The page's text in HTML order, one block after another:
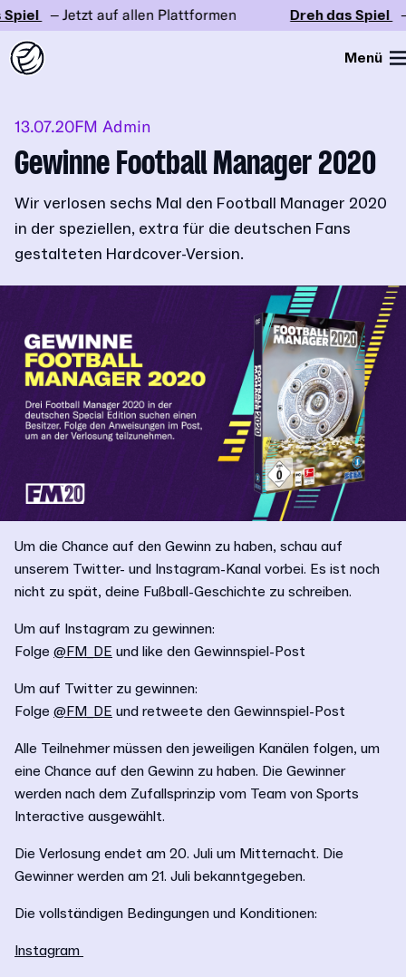
– Jetzt auf allen Plattformen Dreh das Spiel –
Menü
13.07.20FM Admin
Gewinne Football Manager 2020
Wir verlosen sechs Mal den Football Manager 2020
in der speziellen, extra für die deutschen Fans
gestalteten Hardcover-Version.
Um die Chance auf den Gewinn zu haben, schau auf
unserem Twitter- und Instagram-Kanal vorbei. Es ist noch
nicht zu spät, deine Fußball-Geschichte zu schreiben.
Um auf Instagram zu gewinnen:
Folge @FM_DE und like den Gewinnspiel-Post
Um auf Twitter zu gewinnen:
Folge @FM_DE und retweete den Gewinnspiel-Post
Alle Teilnehmer müssen den jeweiligen Kanälen folgen, um
eine Chance auf den Gewinn zu haben. Die Gewinner
werden nach dem Zufallsprinzip vom Team von Sports
Interactive ausgewählt.
Die Verlosung endet am 20. Juli um Mitternacht. Die
Gewinner werden am 21. Juli bekanntgegeben.
Die vollständigen Bedingungen und Konditionen:
Instagram